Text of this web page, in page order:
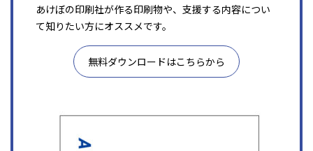
あけぼの印刷社が作る印刷物や、支援する内容につい
て知りたい方にオススメです。
無料ダウンロードはこちらから